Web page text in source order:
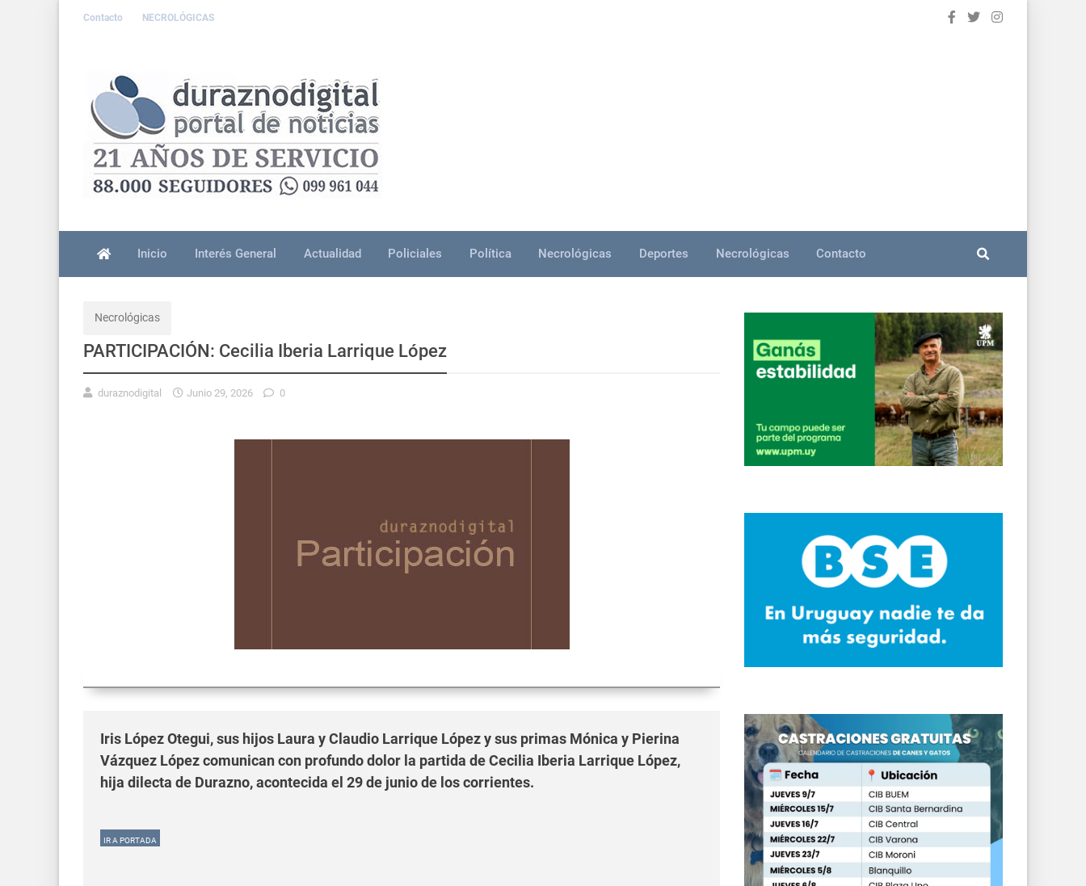
Contacto NECROLÓGICAS
Inicio Interés General Actualidad Policiales Política Necrológicas Deportes Necrológicas Contacto
Necrológicas
PARTICIPACIÓN: Cecilia Iberia Larrique López
duraznodigital Junio 29, 2026 0
Iris López Otegui, sus hijos Laura y Claudio Larrique López y sus primas Mónica y Pierina
Vázquez López comunican con profundo dolor la partida de Cecilia Iberia Larrique López,
hija dilecta de Durazno, acontecida el 29 de junio de los corrientes.
IR A PORTADA